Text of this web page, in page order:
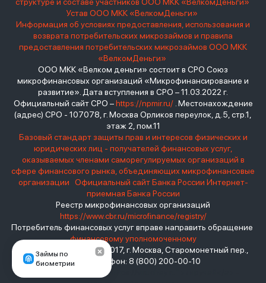
Займы по
биометрии
Устав ООО МКК «ВелкомДеньги»
Информация об условиях предоставления, использования и
возврата потребительских микрозаймов и правила
предоставления потребительских микрозаймов ООО МКК
«ВелкомДеньги»
ООО МКК «Велком деньги» состоит в СРО Союз
микрофинансовых организаций «Микрофинансирование и
развитие». Дата вступления в СРО – 11.03.2022 г.
Официальный сайт СРО –https://npmir.ru/. Местонахождение
(адрес) СРО - 107078, г. Москва Орликов переулок, д.5, стр.1,
этаж 2, пом.11
Базовый стандарт защиты прав и интересов физических и
юридических лиц - получателей финансовых услуг,
оказываемых членами саморегулируемых организаций в
сфере финансового рынка, объединяющих микрофинансовые
организации
Официальный сайт Банка России Интернет-
приемная Банка России
Реестр микрофинансовых организаций
https://www.cbr.ru/microfinance/registry/
Потребитель финансовых услуг вправе направить обращение
финансовому уполномоченному
Место нахождения: 119017, г. Москва, Старомонетный пер.,
дом 3 Телефон: 8 (800) 200-00-10
взять займ - <a href="https://viruchay.ru">выручай</a> -